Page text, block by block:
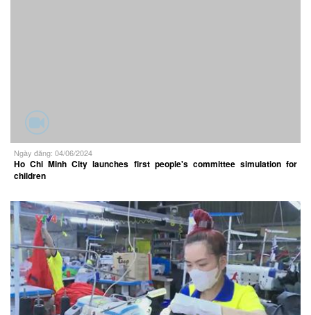
Ngày đăng: 04/06/2024
Ho Chi Minh City launches first people's committee simulation for
children